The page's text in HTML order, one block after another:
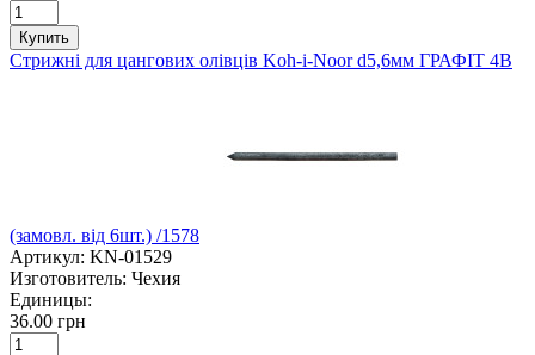
Купить
Стрижні для цангових олівців Koh-i-Noor d5,6мм ГРАФІТ 4В
(замовл. від 6шт.) /1578
Артикул: KN-01529
Изготовитель: Чехия
Единицы:
36.00 грн